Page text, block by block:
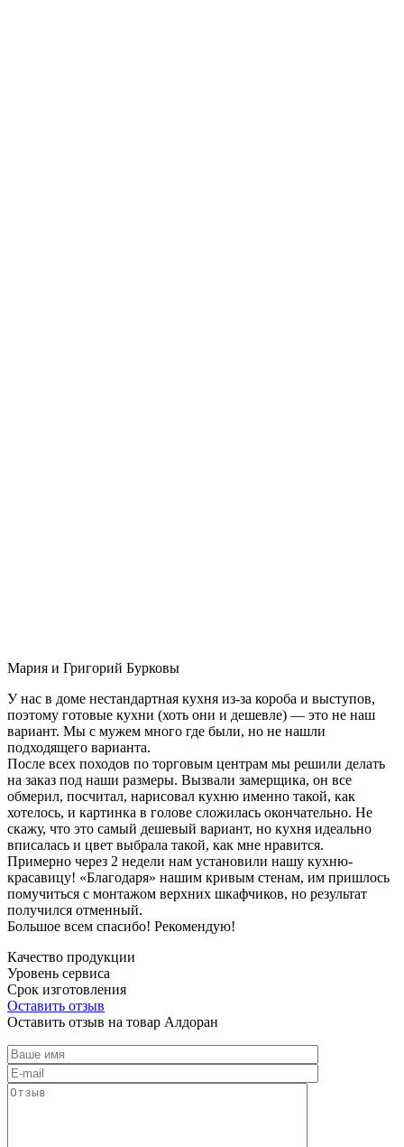
Мария и Григорий Бурковы
У нас в доме нестандартная кухня из-за короба и выступов,
поэтому готовые кухни (хоть они и дешевле) — это не наш
вариант. Мы с мужем много где были, но не нашли
подходящего варианта.
После всех походов по торговым центрам мы решили делать
на заказ под наши размеры. Вызвали замерщика, он все
обмерил, посчитал, нарисовал кухню именно такой, как
хотелось, и картинка в голове сложилась окончательно. Не
скажу, что это самый дешевый вариант, но кухня идеально
вписалась и цвет выбрала такой, как мне нравится.
Примерно через 2 недели нам установили нашу кухню-
красавицу! «Благодаря» нашим кривым стенам, им пришлось
помучиться с монтажом верхних шкафчиков, но результат
получился отменный.
Большое всем спасибо! Рекомендую!
Качество продукции
Уровень сервиса
Срок изготовления
Оставить отзыв
Оставить отзыв на товар Алдоран